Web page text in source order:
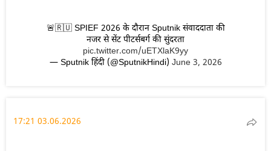
🚨🇷🇺 SPIEF 2026 के दौरान Sputnik संवाददाता की
नजर से सेंट पीटर्सबर्ग की सुंदरता
pic.twitter.com/uETXlaK9yy
— Sputnik हिंदी (@SputnikHindi) June 3, 2026
17:21 03.06.2026